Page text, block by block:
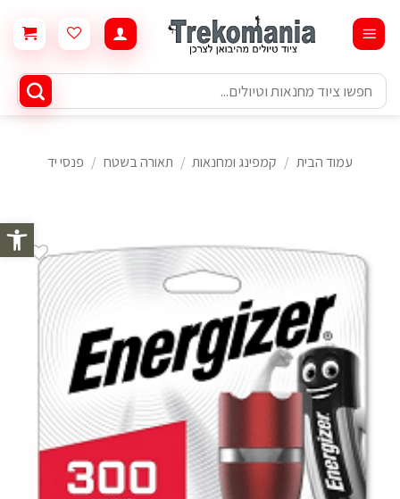
פתח
content
חיפוש
עבור:
עמוד הבית / קמפינג ומחנאות / תאורה בשטח / פנסי יד